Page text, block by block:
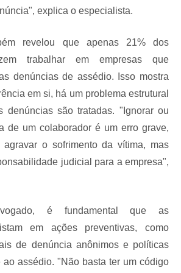
explica o especialista.
revelou que apenas 21% dos
trabalhar em empresas que
denúncias de assédio. Isso mostra
em si, há um problema estrutural
denúncias são tratadas. "Ignorar ou
de um colaborador é um erro grave,
o sofrimento da vítima, mas
judicial para a empresa",
é fundamental que as
em ações preventivas, como
de denúncia anônimos e políticas
ao assédio. "Não basta ter um código